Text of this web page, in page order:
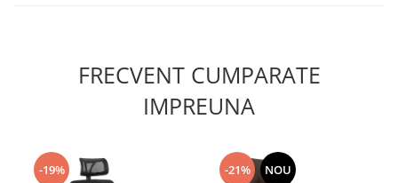
FRECVENT CUMPARATE
IMPREUNA
-19% -21% NOU